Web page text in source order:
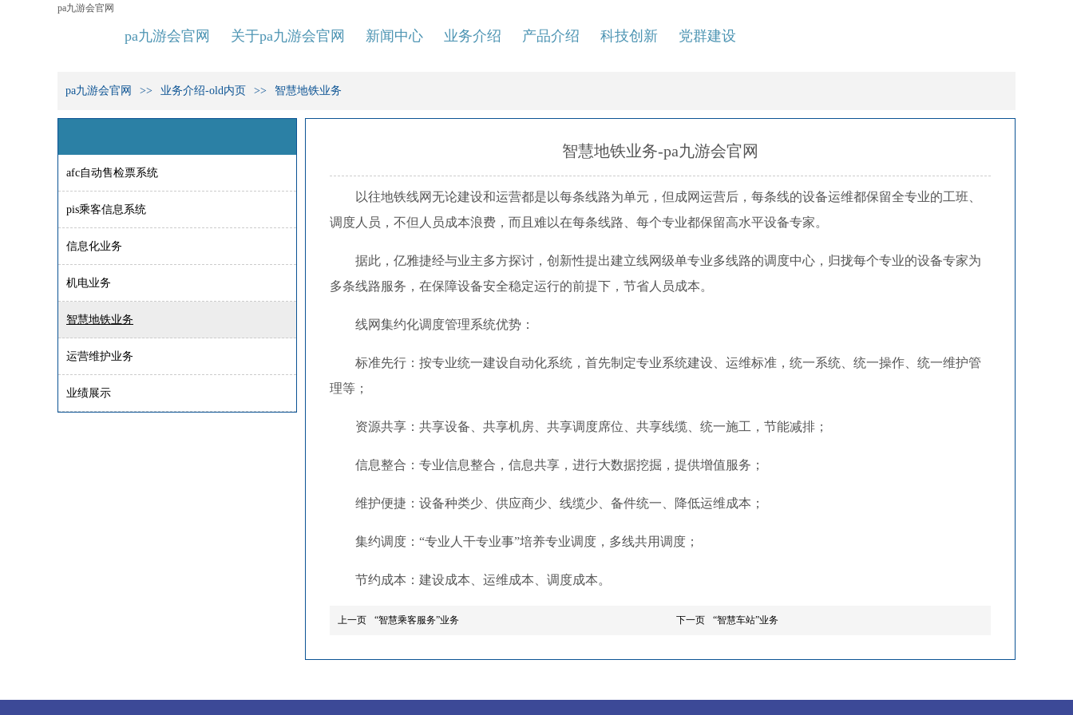
pa九游会官网
pa九游会官网 关于pa九游会官网 新闻中心 业务介绍 产品介绍 科技创新 党群建设
pa九游会官网 业务介绍-old内页 智慧地铁业务
afc自动售检票系统
pis乘客信息系统
信息化业务
机电业务
智慧地铁业务
运营维护业务
业绩展示
智慧地铁业务-pa九游会官网
以往地铁线网无论建设和运营都是以每条线路为单元，但成网运营后，每条线的设备运维都保留全专业的工班、
调度人员，不但人员成本浪费，而且难以在每条线路、每个专业都保留高水平设备专家。
据此，亿雅捷经与业主多方探讨，创新性提出建立线网级单专业多线路的调度中心，归拢每个专业的设备专家为
多条线路服务，在保障设备安全稳定运行的前提下，节省人员成本。
线网集约化调度管理系统优势：
标准先行：按专业统一建设自动化系统，首先制定专业系统建设、运维标准，统一系统、统一操作、统一维护管
理等；
资源共享：共享设备、共享机房、共享调度席位、共享线缆、统一施工，节能减排；
信息整合：专业信息整合，信息共享，进行大数据挖掘，提供增值服务；
维护便捷：设备种类少、供应商少、线缆少、备件统一、降低运维成本；
集约调度：“专业人干专业事”培养专业调度，多线共用调度；
节约成本：建设成本、运维成本、调度成本。
上一页 “智慧乘客服务”业务 下一页 “智慧车站”业务